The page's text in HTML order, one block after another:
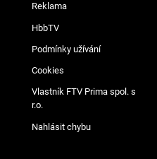
Reklama
HbbTV
Podmínky užívání
Cookies
Vlastník FTV Prima spol. s
r.o.
Nahlásit chybu